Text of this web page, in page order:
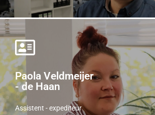
Paola Veldmeijer
- de Haan
Assistent - expediteur
Paola Veldmeijer - de
Assistent - expediteur
+31 (0)180 712 713